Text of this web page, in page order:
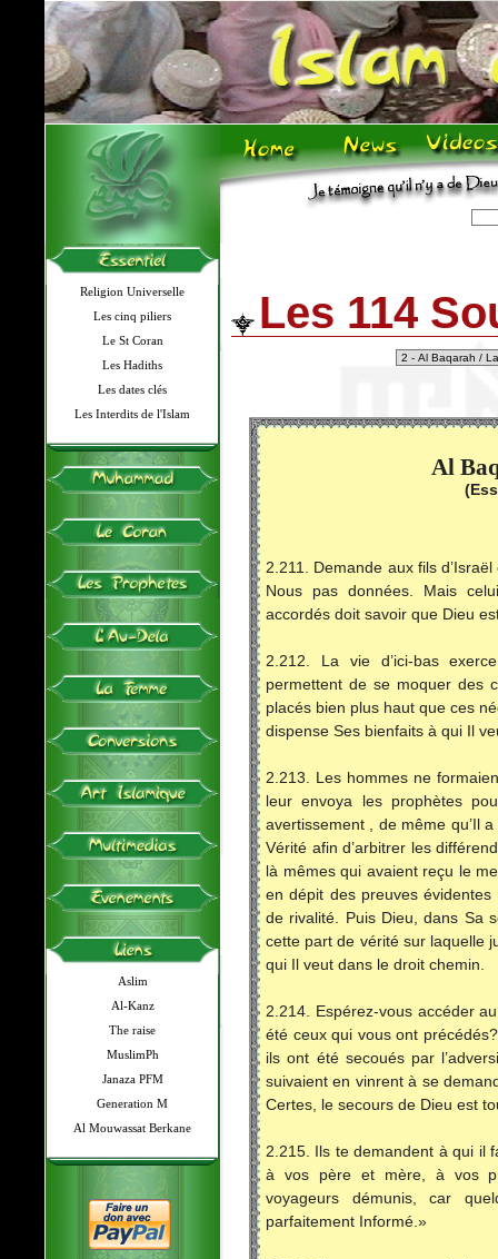
Religion Universelle
Les cinq piliers
Le St Coran
Les Hadiths
Les dates clés
Les Interdits de l'Islam
Aslim
Al-Kanz
The raise
MuslimPh
Janaza PFM
Generation M
Al Mouwassat Berkane
Les 114
Al
2.211. Demande aux fils
Nous pas données. Mais
accordés doit savoir que Dieu
2.212. La vie d’ici-bas
permettent de se moquer des
placés bien plus haut que ces
dispense Ses bienfaits à qui Il
2.213. Les hommes ne
leur envoya les prophètes
avertissement , de même qu’Il
Vérité afin d’arbitrer les
là mêmes qui avaient reçu le
en dépit des preuves
de rivalité. Puis Dieu, dans Sa
cette part de vérité sur laquelle
qui Il veut dans le droit chemin.
2.214. Espérez-vous accéder
été ceux qui vous ont
ils ont été secoués par
suivaient en vinrent à se
Certes, le secours de Dieu est
2.215. Ils te demandent à qui il
à vos père et mère, à vos
voyageurs démunis, car
parfaitement Informé.»